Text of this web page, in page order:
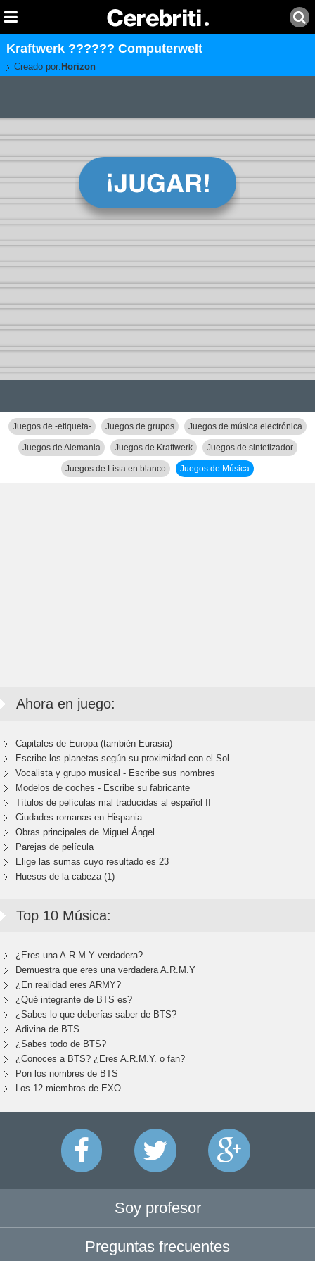
Kraftwerk ?????? Computerwelt
Creado por: Horizon
Juegos de -etiqueta- Juegos de grupos Juegos de música electrónica
Juegos de Alemania Juegos de Kraftwerk Juegos de sintetizador
Juegos de Lista en blanco Juegos de Música
Ahora en juego:
Capitales de Europa (también Eurasia)
Escribe los planetas según su proximidad con el Sol
Vocalista y grupo musical - Escribe sus nombres
Modelos de coches - Escribe su fabricante
Títulos de películas mal traducidas al español II
Ciudades romanas en Hispania
Obras principales de Miguel Ángel
Parejas de película
Elige las sumas cuyo resultado es 23
Huesos de la cabeza (1)
Top 10 Música:
¿Eres una A.R.M.Y verdadera?
Demuestra que eres una verdadera A.R.M.Y
¿En realidad eres ARMY?
¿Qué integrante de BTS es?
¿Sabes lo que deberías saber de BTS?
Adivina de BTS
¿Sabes todo de BTS?
¿Conoces a BTS? ¿Eres A.R.M.Y. o fan?
Pon los nombres de BTS
Los 12 miembros de EXO
Soy profesor
Preguntas frecuentes